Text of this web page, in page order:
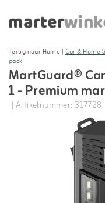
Terug naar Home |Car & Home
pack
MartGuard®
1 - Premium
| Artikelnummer: 317728